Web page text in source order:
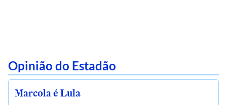
Opinião do Estadão
Marcola é Lula